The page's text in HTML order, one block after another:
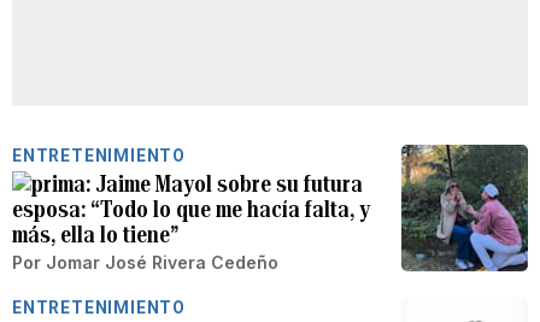
ENTRETENIMIENTO
Jaime Mayol sobre su futura
esposa: “Todo lo que me hacía falta, y
más, ella lo tiene”
Por Jomar José Rivera Cedeño
ENTRETENIMIENTO